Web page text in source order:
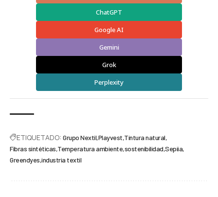
ChatGPT
Google AI
Gemini
Grok
Perplexity
ETIQUETADO: Grupo Nextil Playvest Tintura natural
Fibras sintéticas Temperatura ambiente sostenibilidad Sepiia
Greendyes industria textil